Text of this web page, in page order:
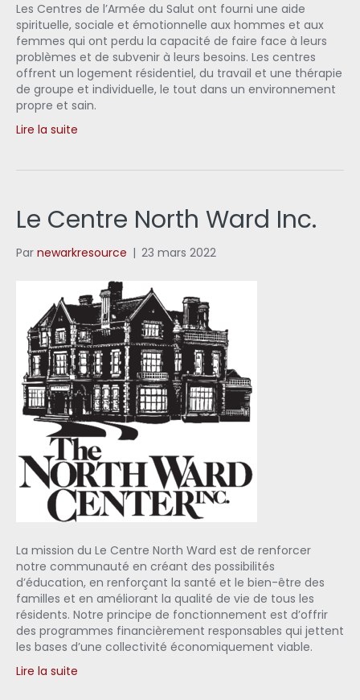
Les Centres de l’Armée du Salut ont fourni une aide
spirituelle, sociale et émotionnelle aux hommes et aux
femmes qui ont perdu la capacité de faire face à leurs
problèmes et de subvenir à leurs besoins. Les centres
offrent un logement résidentiel, du travail et une thérapie
de groupe et individuelle, le tout dans un environnement
propre et sain.
Lire la suite
Le Centre North Ward Inc.
Par newarkresource | 23 mars 2022
La mission du Le Centre North Ward est de renforcer
notre communauté en créant des possibilités
d’éducation, en renforçant la santé et le bien-être des
familles et en améliorant la qualité de vie de tous les
résidents. Notre principe de fonctionnement est d’offrir
des programmes financièrement responsables qui jettent
les bases d’une collectivité économiquement viable.
Lire la suite